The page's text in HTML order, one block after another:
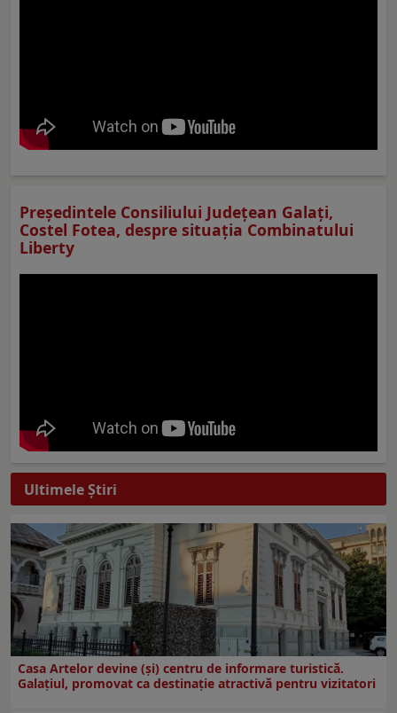
Preşedintele Consiliului Judeţean Galaţi,
Costel Fotea, despre situaţia Combinatului
Liberty
Ultimele Ştiri
Casa Artelor devine (şi) centru de informare turistică.
Galaţiul, promovat ca destinaţie atractivă pentru vizitatori